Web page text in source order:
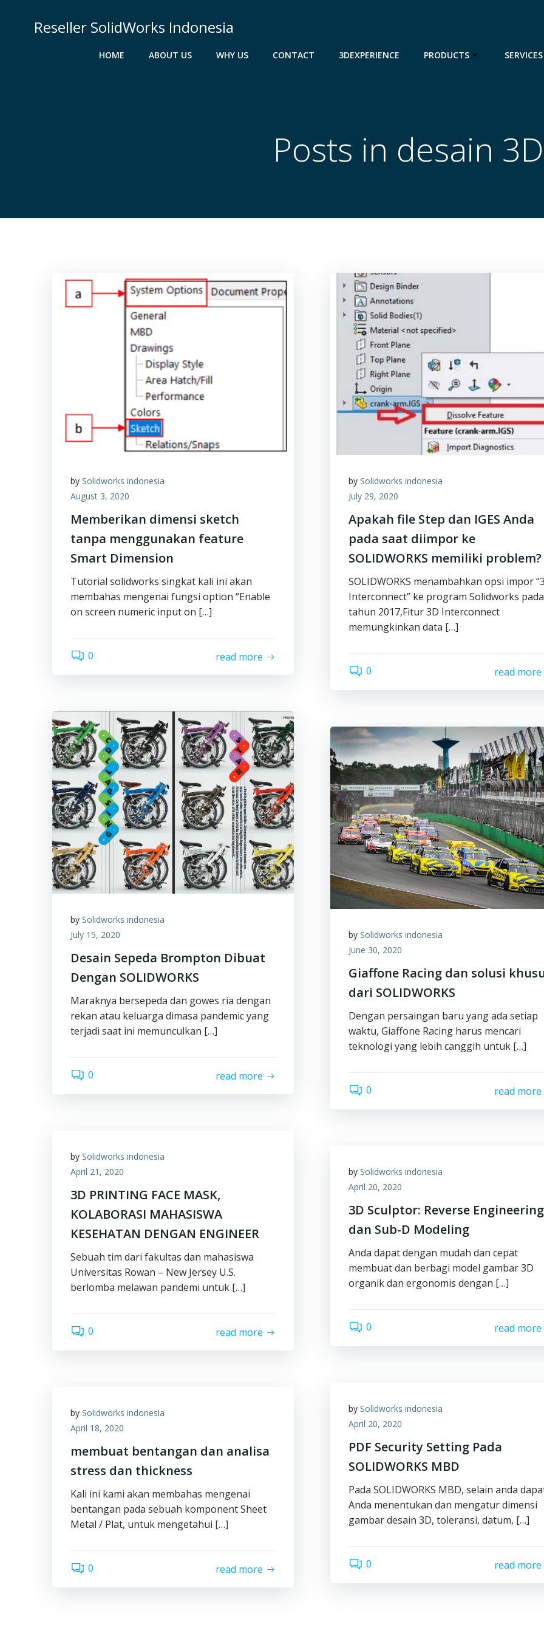
Reseller SolidWorks Indonesia
HOME ABOUT US WHY US CONTACT 3DEXPERIENCE PRODUCTS SERVICES
Posts in desain 3D
by Solidworks indonesia
August 3, 2020
Memberikan dimensi sketch
tanpa menggunakan feature
Smart Dimension
Tutorial solidworks singkat kali ini akan
membahas mengenai fungsi option “Enable
on screen numeric input on […]
0 read more
bySolidworks indonesia
July 29, 2020
Apakah file Step dan IGES Anda
pada saat diimpor ke
SOLIDWORKS memiliki problem?
SOLIDWORKS menambahkan opsi impor
Interconnect” ke program Solidworks pada
tahun 2017,Fitur 3D Interconnect
memungkinkan data […]
0 read more
by Solidworks indonesia
July 15, 2020
Desain Sepeda Brompton Dibuat
Dengan SOLIDWORKS
Maraknya bersepeda dan gowes ria dengan
rekan atau keluarga dimasa pandemic yang
terjadi saat ini memunculkan […]
0 read more
bySolidworks indonesia
June 30, 2020
Giaffone Racing dan solusi
dari SOLIDWORKS
Dengan persaingan baru yang ada setiap
waktu, Giaffone Racing harus mencari
teknologi yang lebih canggih untuk […]
0 read more
by Solidworks indonesia
April 21, 2020
3D PRINTING FACE MASK,
KOLABORASI MAHASISWA
KESEHATAN DENGAN ENGINEER
Sebuah tim dari fakultas dan mahasiswa
Universitas Rowan – New Jersey U.S.
berlomba melawan pandemi untuk […]
0 read more
bySolidworks indonesia
April 20, 2020
3D Sculptor: Reverse Engineering
dan Sub-D Modeling
Anda dapat dengan mudah dan cepat
membuat dan berbagi model gambar 3D
organik dan ergonomis dengan […]
0 read more
bySolidworks indonesia
April 20, 2020
PDF Security Setting Pada
SOLIDWORKS MBD
Pada SOLIDWORKS MBD, selain anda
Anda menentukan dan mengatur dimensi
gambar desain 3D, toleransi, datum, […]
0 read more
by Solidworks indonesia
April 18, 2020
membuat bentangan dan analisa
stress dan thickness
Kali ini kami akan membahas mengenai
bentangan pada sebuah komponent Sheet
Metal / Plat, untuk mengetahui […]
0 read more